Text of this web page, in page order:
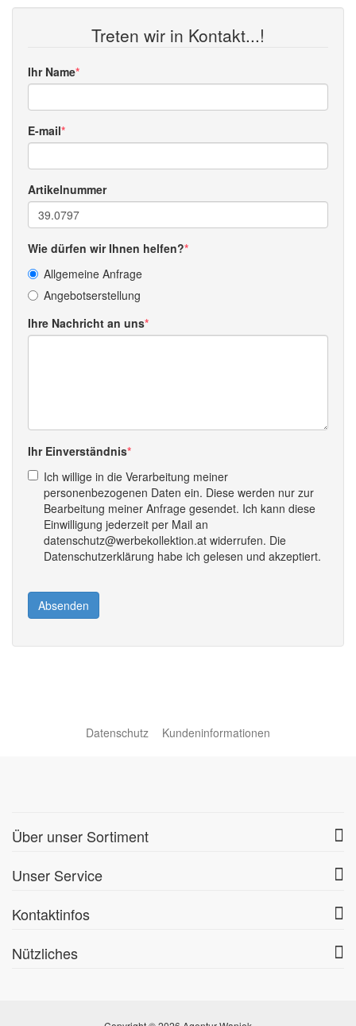
Treten wir in Kontakt...!
Ihr Name
E-mail
Artikelnummer
Wie dürfen wir Ihnen helfen?
Allgemeine Anfrage
Angebotserstellung
Ihre Nachricht an uns
Ihr Einverständnis
Ich willige in die Verarbeitung meiner
personenbezogenen Daten ein. Diese werden nur zur
Bearbeitung meiner Anfrage gesendet. Ich kann diese
Einwilligung jederzeit per Mail an
datenschutz@werbekollektion.at widerrufen. Die
Datenschutzerklärung habe ich gelesen und akzeptiert.
Absenden
Datenschutz Kundeninformationen
Über unser Sortiment
Unser Service
Kontaktinfos
Nützliches